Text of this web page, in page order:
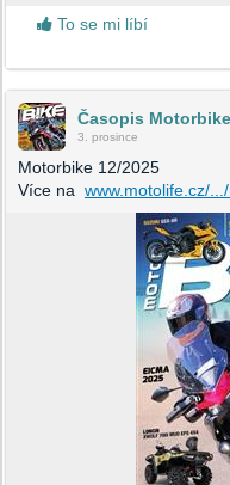
To se mi líbí
Časopis Motorbike
3. prosince
Motorbike 12/2025
Více na www.motolife.cz/